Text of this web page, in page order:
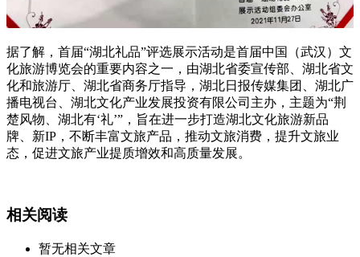
据了解，首届“湖北礼品”评选展示活动是首届中国（武汉）文
化旅游博览会的重要内容之一，由湖北省委宣传部、湖北省文
化和旅游厅、湖北省商务厅指导，湖北日报传媒集团、湖北广
播电视台、湖北文化产业发展投资有限公司主办，主题为“荆
楚风物、湖北有‘礼’”，旨在进一步打造湖北文化旅游新品
牌、新IP，不断丰富文旅产品，推动文旅消费，提升文旅业
态，促进文旅产业提质增效和高质量发展。
相关阅读
暂无相关文章